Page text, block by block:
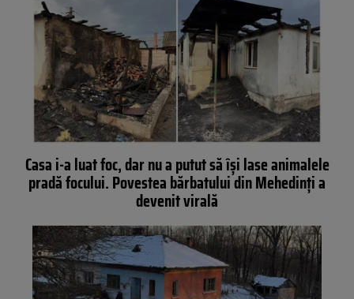
Casa i-a luat foc, dar nu a putut să își lase animalele
pradă focului. Povestea bărbatului din Mehedinți a
devenit virală